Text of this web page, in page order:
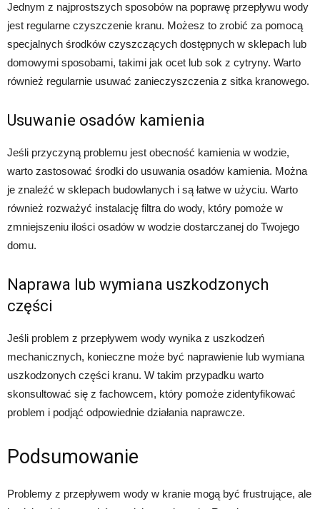
Jednym z najprostszych sposobów na poprawę przepływu wody
jest regularne czyszczenie kranu. Możesz to zrobić za pomocą
specjalnych środków czyszczących dostępnych w sklepach lub
domowymi sposobami, takimi jak ocet lub sok z cytryny. Warto
również regularnie usuwać zanieczyszczenia z sitka kranowego.
Usuwanie osadów kamienia
Jeśli przyczyną problemu jest obecność kamienia w wodzie,
warto zastosować środki do usuwania osadów kamienia. Można
je znaleźć w sklepach budowlanych i są łatwe w użyciu. Warto
również rozważyć instalację filtra do wody, który pomoże w
zmniejszeniu ilości osadów w wodzie dostarczanej do Twojego
domu.
Naprawa lub wymiana uszkodzonych
części
Jeśli problem z przepływem wody wynika z uszkodzeń
mechanicznych, konieczne może być naprawienie lub wymiana
uszkodzonych części kranu. W takim przypadku warto
skonsultować się z fachowcem, który pomoże zidentyfikować
problem i podjąć odpowiednie działania naprawcze.
Podsumowanie
Problemy z przepływem wody w kranie mogą być frustrujące, ale